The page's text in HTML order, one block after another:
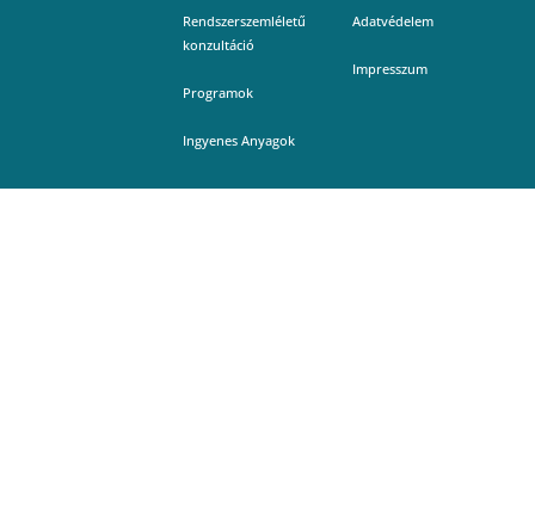
Rendszerszemléletű
konzultáció
Programok
Ingyenes Anyagok
Adatvédelem
Impresszum